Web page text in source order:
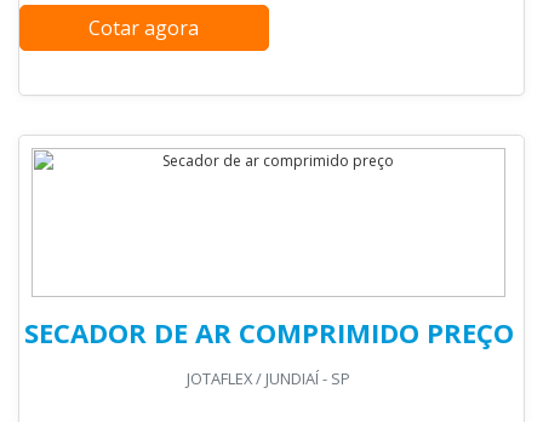
Cotar agora
SECADOR DE AR COMPRIMIDO PREÇO
JOTAFLEX / JUNDIAÍ - SP